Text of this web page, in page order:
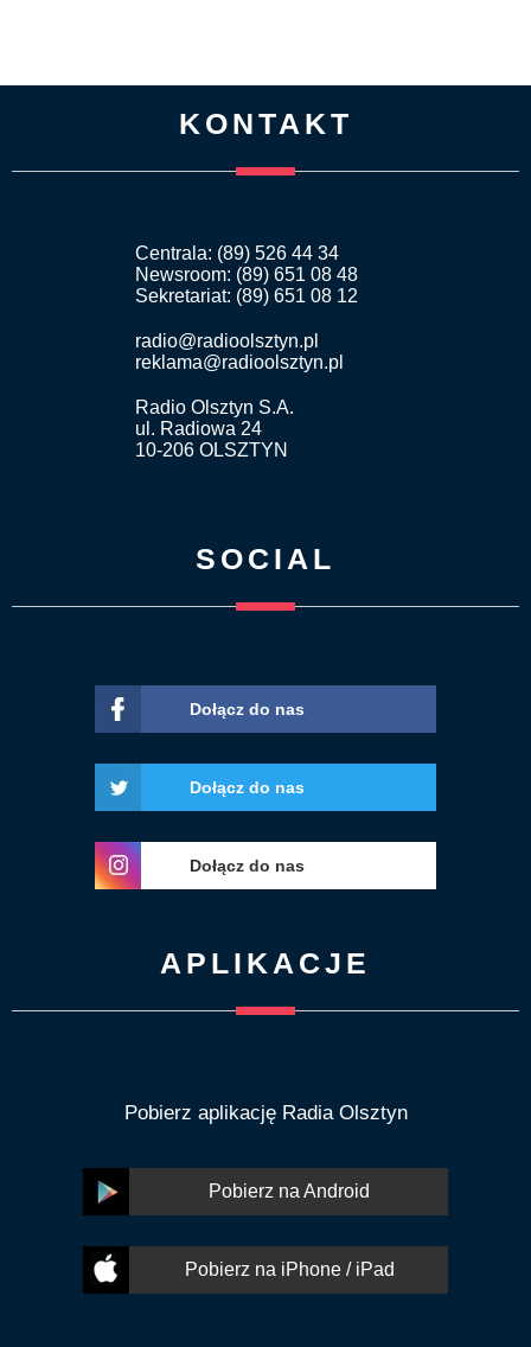
KONTAKT
Centrala: (89) 526 44 34
Newsroom: (89) 651 08 48
Sekretariat: (89) 651 08 12
radio@radioolsztyn.pl
reklama@radioolsztyn.pl
Radio Olsztyn S.A.
ul. Radiowa 24
10-206 OLSZTYN
SOCIAL
Dołącz do nas
Dołącz do nas
Dołącz do nas
APLIKACJE
Pobierz aplikację Radia Olsztyn
Pobierz na Android
Pobierz na iPhone / iPad